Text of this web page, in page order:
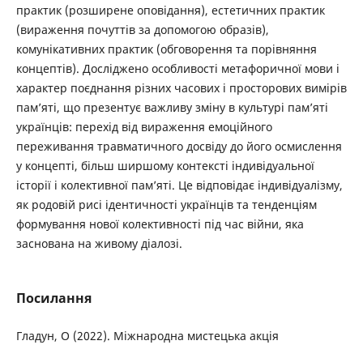
практик (розширене оповідання), естетичних практик
(вираження почуттів за допомогою образів),
комунікативних практик (обговорення та порівняння
концептів). Досліджено особливості метафоричної мови і
характер поєднання різних часових і просторових вимірів
пам’яті, що презентує важливу зміну в культурі пам’яті
українців: перехід від вираження емоційного
переживання травматичного досвіду до його осмислення
у концепті, більш ширшому контексті індивідуальної
історії і колективної пам’яті. Це відповідає індивідуалізму,
як родовій рисі ідентичності українців та тенденціям
формування нової колективності під час війни, яка
заснована на живому діалозі.
Посилання
Гладун, О (2022). Міжнародна мистецька акція